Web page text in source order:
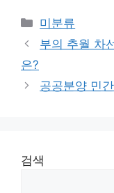
Categories
미분류
부의 추월 차
은?
공공분양 민
검색